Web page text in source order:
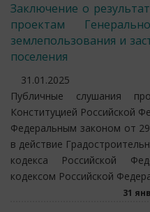
Заключение о
проектам
землепользования и
поселения
31.01.2025
Публичные слушания
Конституцией Российской
Федеральным законом от
в действие
кодекса Российской
кодексом Российской
31